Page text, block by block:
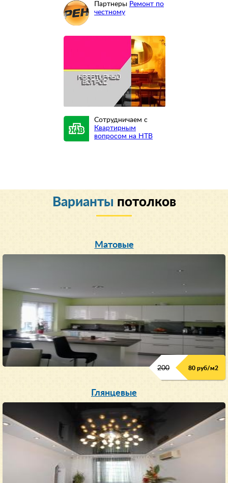
Партнеры Ремонт по
честному
Сотрудничаем с
Квартирным
вопросом на НТВ
Варианты потолков
Матовые
200 80 руб/м2
Глянцевые